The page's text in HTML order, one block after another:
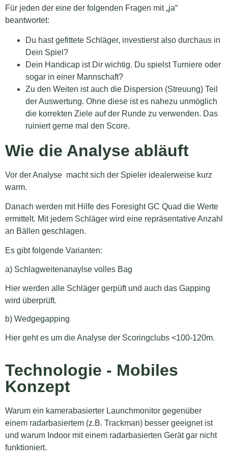
Für jeden der eine der folgenden Fragen mit „ja“
beantwortet:
Du hast gefittete Schläger, investierst also durchaus in
Dein Spiel?
Dein Handicap ist Dir wichtig. Du spielst Turniere oder
sogar in einer Mannschaft?
Zu den Weiten ist auch die Dispersion (Streuung) Teil
der Auswertung. Ohne diese ist es nahezu unmöglich
die korrekten Ziele auf der Runde zu verwenden. Das
ruiniert gerne mal den Score.
Wie die Analyse abläuft
Vor der Analyse macht sich der Spieler idealerweise kurz
warm.
Danach werden mit Hilfe des Foresight GC Quad die Werte
ermittelt. Mit jedem Schläger wird eine repräsentative Anzahl
an Bällen geschlagen.
Es gibt folgende Varianten:
a) Schlagweitenanaylse volles Bag
Hier werden alle Schläger gerpüft und auch das Gapping
wird überprüft.
b) Wedgegapping
Hier geht es um die Analyse der Scoringclubs <100-120m.
Technologie - Mobiles
Konzept
Warum ein kamerabasierter Launchmonitor gegenüber
einem radarbasiertem (z.B. Trackman) besser geeignet ist
und warum Indoor mit einem radarbasierten Gerät gar nicht
funktioniert.